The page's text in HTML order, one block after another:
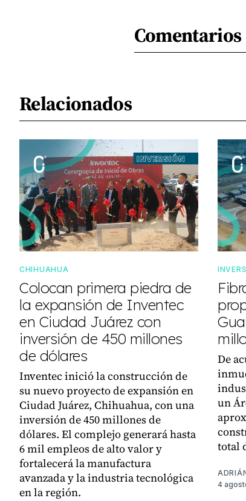
Comentarios
Relacionados
CHIHUAHUA
Colocan primera piedra de
la expansión de Inventec
en Ciudad Juárez con
inversión de 450 millones
de dólares
Inventec inició la construcción de
su nuevo proyecto de expansión en
Ciudad Juárez, Chihuahua, con una
inversión de 450 millones de
dólares. El complejo generará hasta
6 mil empleos de alto valor y
fortalecerá la manufactura
avanzada y la industria tecnológica
en la región.
De
un
total
4